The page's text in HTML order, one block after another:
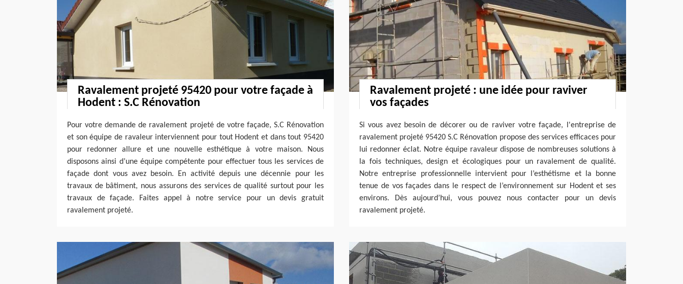
Ravalement projeté 95420 pour votre façade à
Hodent : S.C Rénovation
Pour votre demande de ravalement projeté de votre façade, S.C Rénovation
et son équipe de ravaleur interviennent pour tout Hodent et dans tout 95420
pour redonner allure et une nouvelle esthétique à votre maison. Nous
disposons ainsi d’une équipe compétente pour effectuer tous les services de
façade dont vous avez besoin. En activité depuis une décennie pour les
travaux de bâtiment, nous assurons des services de qualité surtout pour les
travaux de façade. Faites appel à notre service pour un devis gratuit
ravalement projeté.
Ravalement projeté : une idée pour raviver
vos façades
Si vous avez besoin de décorer ou de raviver votre façade, l'entreprise de
ravalement projeté 95420 S.C Rénovation propose des services efficaces pour
lui redonner éclat. Notre équipe ravaleur dispose de nombreuses solutions à
la fois techniques, design et écologiques pour un ravalement de qualité.
Notre entreprise professionnelle intervient pour l’esthétisme et la bonne
tenue de vos façades dans le respect de l’environnement sur Hodent et ses
environs. Dès aujourd’hui, vous pouvez nous contacter pour un devis
ravalement projeté.